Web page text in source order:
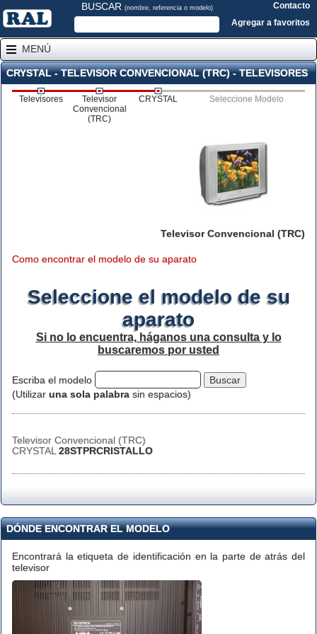
BUSCAR (nombre, referencia o modelo)
Contacto
Agregar a favoritos
MENÚ
CRYSTAL - TELEVISOR CONVENCIONAL (TRC) - TELEVISORES
Televisores
Televisor
Convencional
(TRC)
CRYSTAL Seleccione Modelo
Televisor Convencional (TRC)
Como encontrar el modelo de su aparato
Seleccione el modelo de su
aparato
Si no lo encuentra, háganos una consulta y lo
buscaremos por usted
Escriba el modelo
(Utilizar una sola palabra sin espacios)
Televisor Convencional (TRC)
CRYSTAL 28STPRCRISTALLO
DÓNDE ENCONTRAR EL MODELO
Encontrará la etiqueta de identificación en la parte de atrás del
televisor